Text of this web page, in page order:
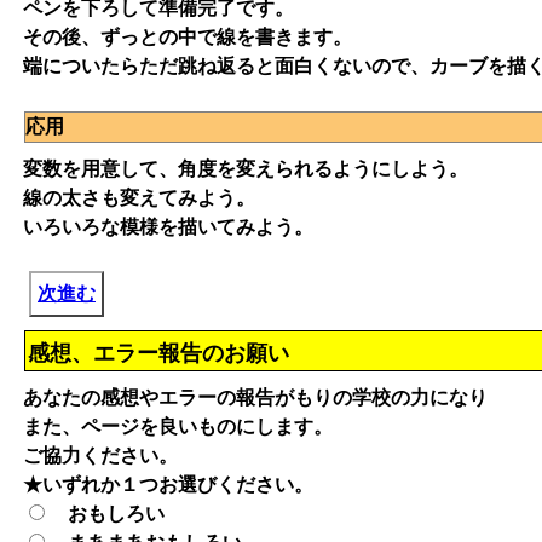
ペンを下ろして準備完了です。
その後、ずっとの中で線を書きます。
端についたらただ跳ね返ると面白くないので、カーブを描
応用
変数を用意して、角度を変えられるようにしよう。
線の太さも変えてみよう。
いろいろな模様を描いてみよう。
次進む
感想、エラー報告のお願い
あなたの感想やエラーの報告がもりの学校の力になり
また、ページを良いものにします。
ご協力ください。
★いずれか１つお選びください。
おもしろい